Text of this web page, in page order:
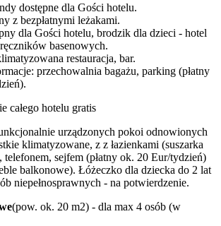
dostępne dla Gości hotelu.
z bezpłatnymi leżakami.
dla Gości hotelu, brodzik dla dzieci - hotel
basenowych.
restauracja, bar.
przechowalnia bagażu, parking (płatny
całego hotelu gratis
urządzonych pokoi odnowionych
klimatyzowane, z z łazienkami (suszarka
telefonem, sejfem (płatny ok. 20 Eur/tydzień)
balkonowe). Łóżeczko dla dziecka do 2 lat
niepełnosprawnych - na potwierdzenie.
(pow. ok. 20 m2) - dla max 4 osób (w